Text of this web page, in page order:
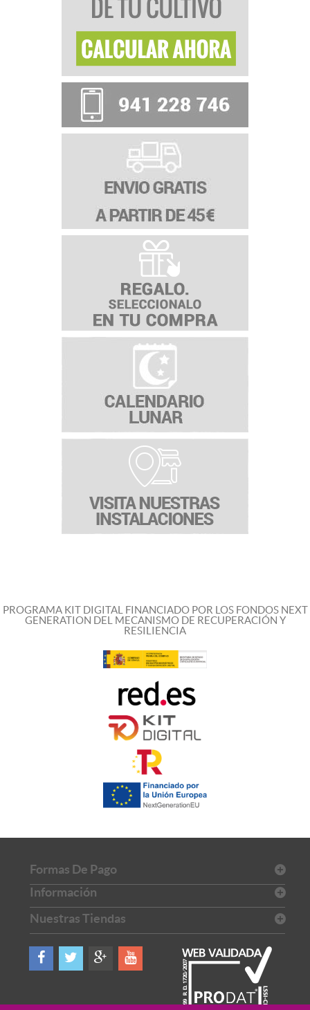
PROGRAMA KIT DIGITAL FINANCIADO POR LOS FONDOS NEXT
GENERATION DEL MECANISMO DE RECUPERACIÓN Y
RESILIENCIA
Formas De Pago
Información
Nuestras Tiendas